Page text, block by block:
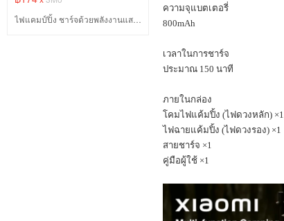
ความจุแบตเตอรี่
800mAh
เวลาในการชาร์จ
ประมาณ 150 นาที
ภายในกล่อง
โคมไฟแค้มปิ้ง (ไฟดวงหลัก) ×1
ไฟฉายแค้มปิ้ง (ไฟดวงรอง) ×1
สายชาร์จ ×1
คู่มือผู้ใช้ ×1